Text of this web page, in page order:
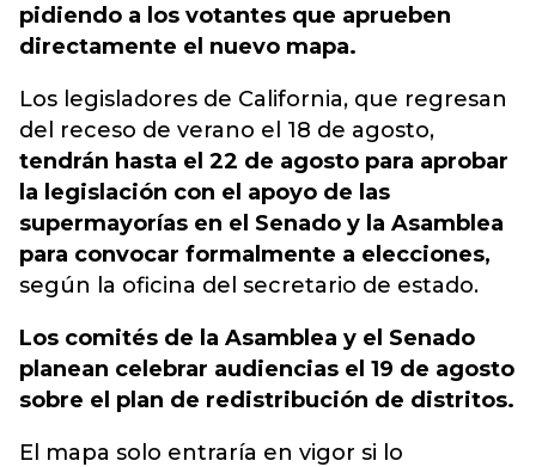
pidiendo a los votantes que aprueben
directamente el nuevo mapa.
Los legisladores de California, que regresan
del receso de verano el 18 de agosto,
tendrán hasta el 22 de agosto para aprobar
la legislación con el apoyo de las
supermayorías en el Senado y la Asamblea
para convocar formalmente a elecciones,
según la oficina del secretario de estado.
Los comités de la Asamblea y el Senado
planean celebrar audiencias el 19 de agosto
sobre el plan de redistribución de distritos.
El mapa solo entraría en vigor si lo